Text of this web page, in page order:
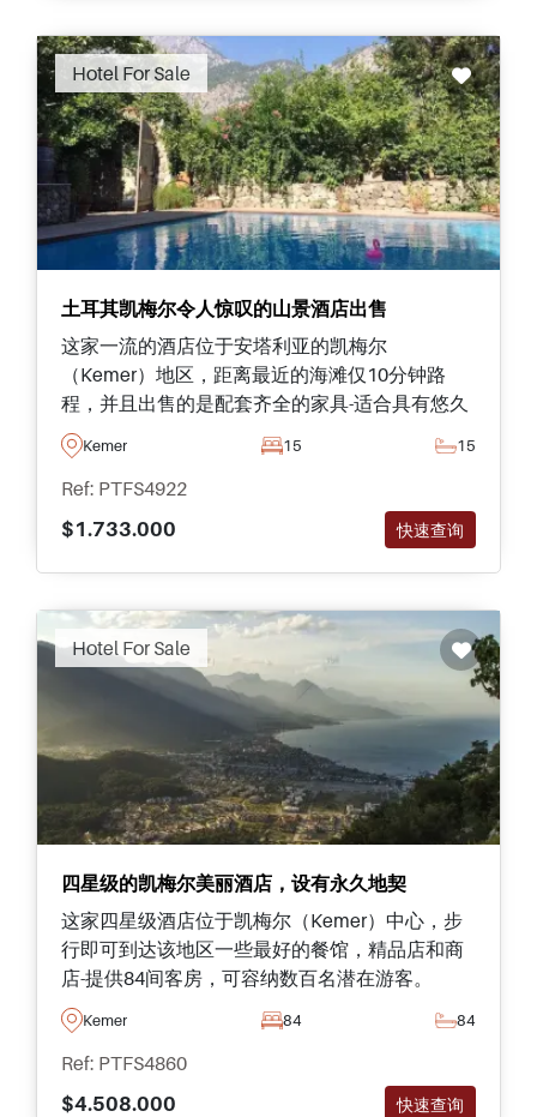
Hotel For Sale
土耳其凯梅尔令人惊叹的山景酒店出售
这家一流的酒店位于安塔利亚的凯梅尔
（Kemer）地区，距离最近的海滩仅10分钟路
程，并且出售的是配套齐全的家具-适合具有悠久
历史和高出租率的新投资者。
Kemer 15 15
Ref: PTFS4922
$1.733.000
快速查询
Hotel For Sale
四星级的凯梅尔美丽酒店，设有永久地契
这家四星级酒店位于凯梅尔（Kemer）中心，步
行即可到达该地区一些最好的餐馆，精品店和商
店-提供84间客房，可容纳数百名潜在游客。
Kemer 84 84
Ref: PTFS4860
$4.508.000
快速查询